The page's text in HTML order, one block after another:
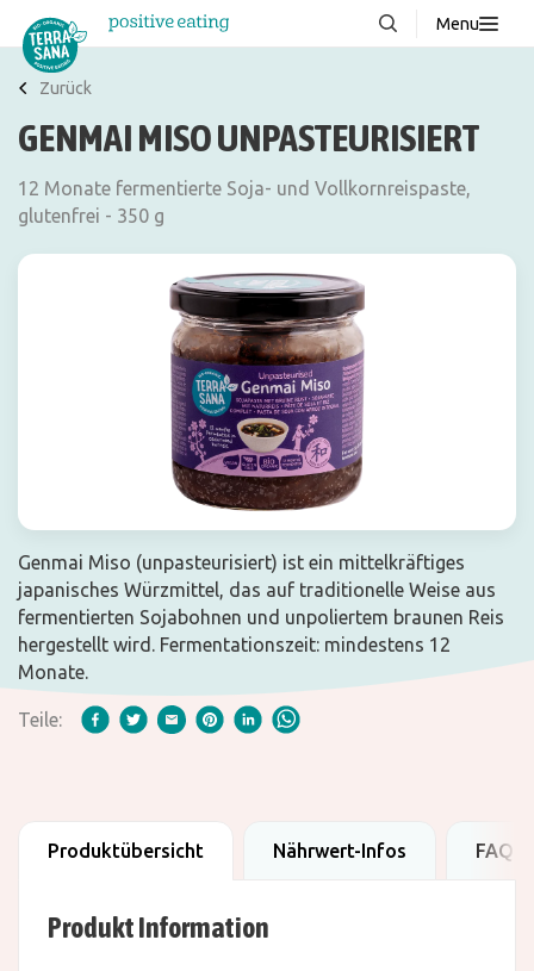
Menu
Über uns
Wissenswertes
FAQ
Zurück
GENMAI MISO UNPASTEURISIERT
12 Monate fermentierte Soja- und Vollkornreispaste,
glutenfrei - 350 g
Genmai Miso (unpasteurisiert) ist ein mittelkräftiges
japanisches Würzmittel, das auf traditionelle Weise aus
fermentierten Sojabohnen und unpoliertem braunen Reis
hergestellt wird. Fermentationszeit: mindestens 12
Monate.
Teile:
Produktübersicht Nährwert-Infos FAQ
Produkt Information